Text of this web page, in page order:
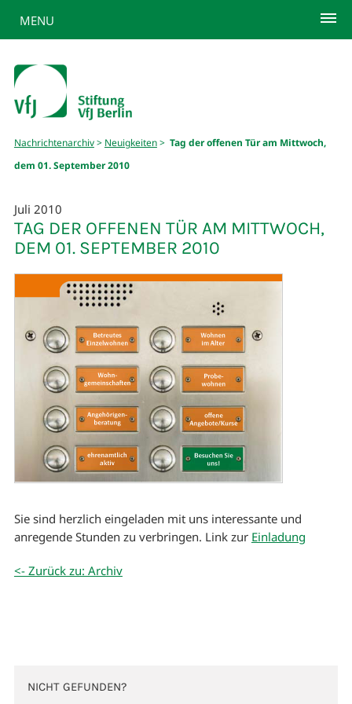
MENU
Nachrichtenarchiv> Neuigkeiten> Tag der offenen Tür am Mittwoch,
dem 01. September 2010
Juli 2010
TAG DER OFFENEN TÜR AM MITTWOCH,
DEM 01. SEPTEMBER 2010
Sie sind herzlich eingeladen mit uns interessante und
anregende Stunden zu verbringen. Link zur Einladung
<- Zurück zu: Archiv
NICHT GEFUNDEN?